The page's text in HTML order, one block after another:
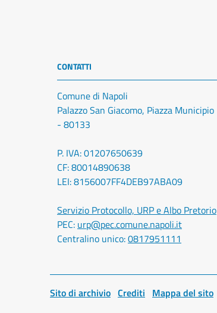
CONTATTI
Comune di Napoli
Palazzo San Giacomo, Piazza Municipio
- 80133
P. IVA: 01207650639
CF: 80014890638
LEI: 8156007FF4DEB97ABA09
Servizio Protocollo, URP e Albo Pretorio
PEC: urp@pec.comune.napoli.it
Centralino unico:0817951111
Sito di archivio Crediti Mappa del sito